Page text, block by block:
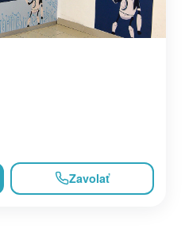
Zavolať